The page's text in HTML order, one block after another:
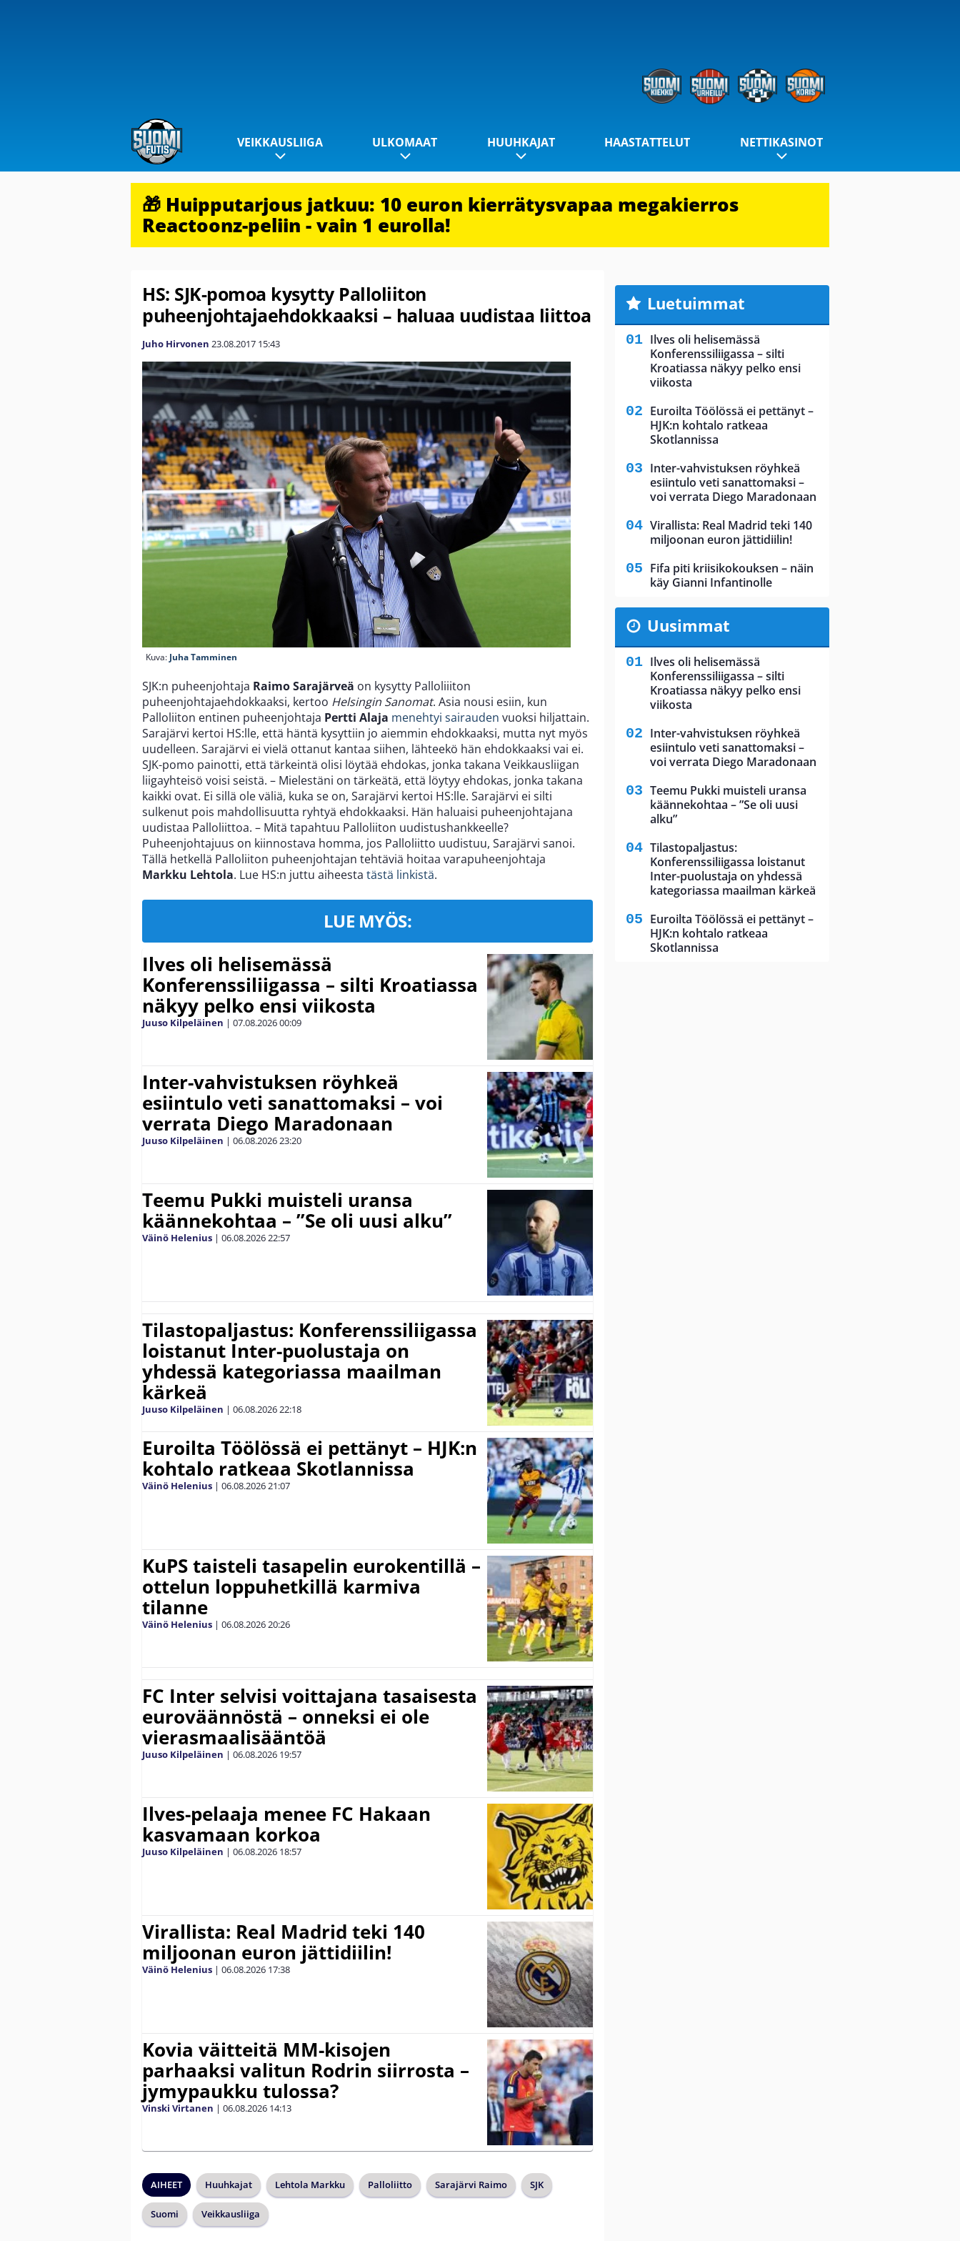
VEIKKAUSLIIGA ULKOMAAT HUUHKAJAT HAASTATTELUT NETTIKASINOT
🎁 Huipputarjous jatkuu: 10 euron kierrätysvapaa megakierros
Reactoonz-peliin - vain 1 eurolla!
HS: SJK-pomoa kysytty Palloliiton
puheenjohtajaehdokkaaksi – haluaa uudistaa liittoa
Juho Hirvonen 23.08.2017 15:43
Kuva: Juha Tamminen
SJK:n puheenjohtaja Raimo Sarajärveä on kysytty Palloliiiton
puheenjohtajaehdokkaaksi, kertoo Helsingin Sanomat. Asia nousi esiin, kun
Palloliiton entinen puheenjohtaja Pertti Alaja menehtyi sairauden vuoksi hiljattain.
Sarajärvi kertoi HS:lle, että häntä kysyttiin jo aiemmin ehdokkaaksi, mutta nyt myös
uudelleen. Sarajärvi ei vielä ottanut kantaa siihen, lähteekö hän ehdokkaaksi vai ei.
SJK-pomo painotti, että tärkeintä olisi löytää ehdokas, jonka takana Veikkausliigan
liigayhteisö voisi seistä. – Mielestäni on tärkeätä, että löytyy ehdokas, jonka takana
kaikki ovat. Ei sillä ole väliä, kuka se on, Sarajärvi kertoi HS:lle. Sarajärvi ei silti
sulkenut pois mahdollisuutta ryhtyä ehdokkaaksi. Hän haluaisi puheenjohtajana
uudistaa Palloliittoa. – Mitä tapahtuu Palloliiton uudistushankkeelle?
Puheenjohtajuus on kiinnostava homma, jos Palloliitto uudistuu, Sarajärvi sanoi.
Tällä hetkellä Palloliiton puheenjohtajan tehtäviä hoitaa varapuheenjohtaja
Markku Lehtola. Lue HS:n juttu aiheesta tästä linkistä.
LUE MYÖS:
Ilves oli helisemässä
Konferenssiliigassa – silti Kroatiassa
näkyy pelko ensi viikosta
Juuso Kilpeläinen | 07.08.202600:09
Inter-vahvistuksen röyhkeä
esiintulo veti sanattomaksi – voi
verrata Diego Maradonaan
Juuso Kilpeläinen | 06.08.202623:20
Teemu Pukki muisteli uransa
käännekohtaa – ”Se oli uusi alku”
Väinö Helenius | 06.08.202622:57
Tilastopaljastus: Konferenssiliigassa
loistanut Inter-puolustaja on
yhdessä kategoriassa maailman
kärkeä
Juuso Kilpeläinen | 06.08.202622:18
Euroilta Töölössä ei pettänyt – HJK:n
kohtalo ratkeaa Skotlannissa
Väinö Helenius | 06.08.202621:07
KuPS taisteli tasapelin eurokentillä –
ottelun loppuhetkillä karmiva
tilanne
Väinö Helenius | 06.08.202620:26
FC Inter selvisi voittajana tasaisesta
euroväännöstä – onneksi ei ole
vierasmaalisääntöä
Juuso Kilpeläinen | 06.08.2026 19:57
Ilves-pelaaja menee FC Hakaan
kasvamaan korkoa
Juuso Kilpeläinen | 06.08.2026 18:57
Virallista: Real Madrid teki 140
miljoonan euron jättidiilin!
Väinö Helenius | 06.08.2026 17:38
Kovia väitteitä MM-kisojen
parhaaksi valitun Rodrin siirrosta –
jymypaukku tulossa?
Vinski Virtanen | 06.08.2026 14:13
AIHEET Huuhkajat Lehtola Markku Palloliitto Sarajärvi Raimo SJK
Suomi Veikkausliiga
Luetuimmat
Ilves oli helisemässä
Konferenssiliigassa – silti
Kroatiassa näkyy pelko ensi
viikosta
Euroilta Töölössä ei pettänyt –
HJK:n kohtalo ratkeaa
Skotlannissa
Inter-vahvistuksen röyhkeä
esiintulo veti sanattomaksi –
voi verrata Diego Maradonaan
Virallista: Real Madrid teki 140
miljoonan euron jättidiilin!
Fifa piti kriisikokouksen – näin
käy Gianni Infantinolle
Uusimmat
Ilves oli helisemässä
Konferenssiliigassa – silti
Kroatiassa näkyy pelko ensi
viikosta
Inter-vahvistuksen röyhkeä
esiintulo veti sanattomaksi –
voi verrata Diego Maradonaan
Teemu Pukki muisteli uransa
käännekohtaa – ”Se oli uusi
alku”
Tilastopaljastus:
Konferenssiliigassa loistanut
Inter-puolustaja on yhdessä
kategoriassa maailman kärkeä
Euroilta Töölössä ei pettänyt –
HJK:n kohtalo ratkeaa
Skotlannissa